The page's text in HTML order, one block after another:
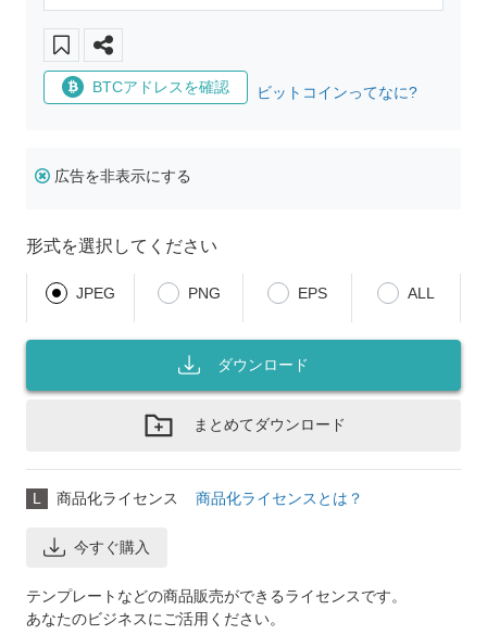
BTCアドレスを確認 ビットコインってなに?
広告を非表示にする
形式を選択してください
JPEG PNG EPS ALL
ダウンロード
まとめてダウンロード
L 商品化ライセンス 商品化ライセンスとは？
今すぐ購入
テンプレートなどの商品販売ができるライセンスです。
あなたのビジネスにご活用ください。